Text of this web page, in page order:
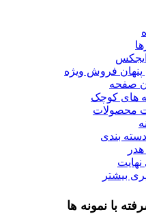
فروش ویژه
صفحه
های کوچک
محصولات
بندی
بیشتر
با نمونه ها